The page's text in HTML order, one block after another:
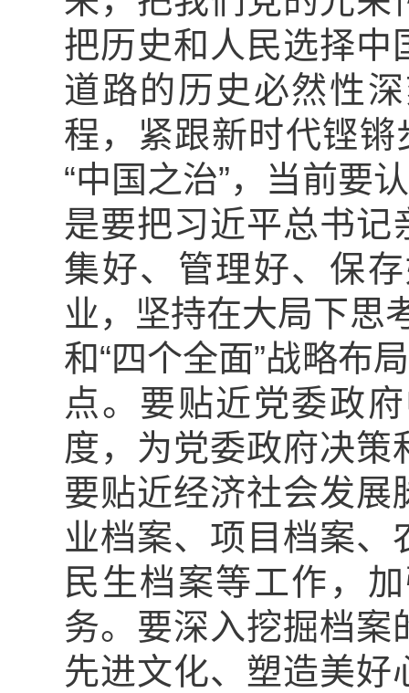
把历史和人民选择中
道路的历史必然性
程，紧跟新时代铿锵
“中国之治”，当前要
是要把习近平总书记
集好、管理好、保
业，坚持在大局下思
和“四个全面”战略布
点。要贴近党委政
度，为党委政府决
要贴近经济社会发展
业档案、项目档案
民生档案等工作，
务。要深入挖掘档案
先进文化、塑造美好